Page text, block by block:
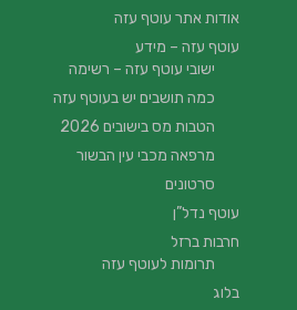
אודות אתר עוטף עזה
עוטף עזה – מידע
ישובי עוטף עזה – רשימה
כמה תושבים יש בעוטף עזה
הטבות מס בישובים 2026
מרפאה מכבי עין הבשור
סרטונים
עוטף נדל”ן
חרבות ברזל
תרומות לעוטף עזה
בלוג